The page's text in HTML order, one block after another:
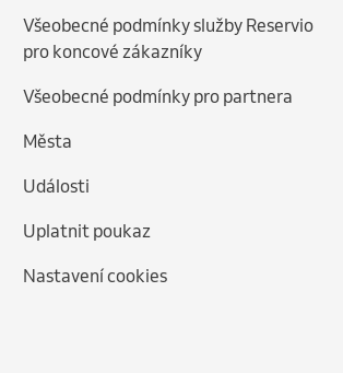
Všeobecné podmínky služby Reservio
pro koncové zákazníky
Všeobecné podmínky pro partnera
Města
Události
Uplatnit poukaz
Nastavení cookies